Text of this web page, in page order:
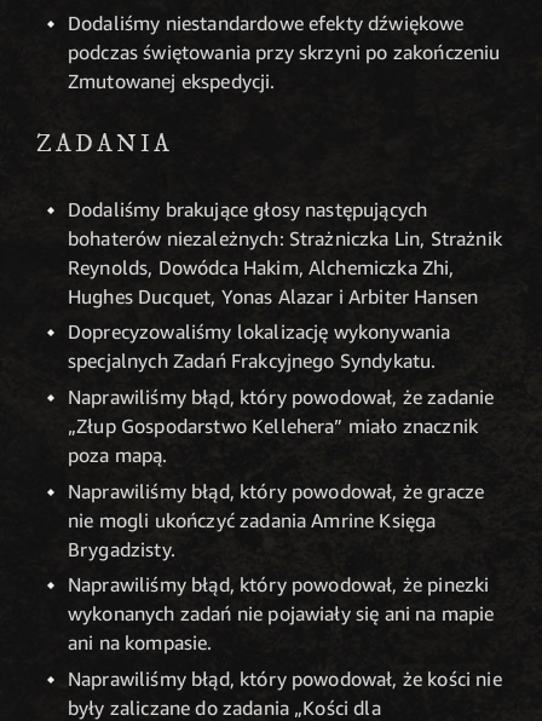
Dodaliśmy niestandardowe efekty dźwiękowe
podczas świętowania przy skrzyni po zakończeniu
Zmutowanej ekspedycji.
ZADANIA
Dodaliśmy brakujące głosy następujących
bohaterów niezależnych: Strażniczka Lin, Strażnik
Reynolds, Dowódca Hakim, Alchemiczka Zhi,
Hughes Ducquet, Yonas Alazar i Arbiter Hansen
Doprecyzowaliśmy lokalizację wykonywania
specjalnych Zadań Frakcyjnego Syndykatu.
Naprawiliśmy błąd, który powodował, że zadanie
„Złup Gospodarstwo Kellehera” miało znacznik
poza mapą.
Naprawiliśmy błąd, który powodował, że gracze
nie mogli ukończyć zadania Amrine Księga
Brygadzisty.
Naprawiliśmy błąd, który powodował, że pinezki
wykonanych zadań nie pojawiały się ani na mapie
ani na kompasie.
Naprawiliśmy błąd, który powodował, że kości nie
były zaliczane do zadania „Kości dla